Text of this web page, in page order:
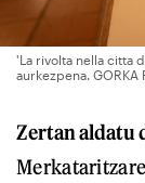
'La rivolta nella citta
aurkezpena. GORKA
Zertan aldatu